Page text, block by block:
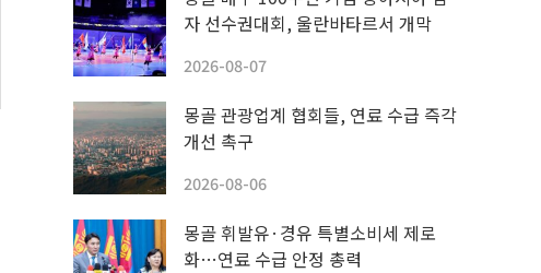
자 선수권대회, 울란바타르서 개막
2026-08-07
몽골 관광업계 협회들, 연료 수급 즉각
개선 촉구
2026-08-06
몽골 휘발유·경유 특별소비세 제로
화…연료 수급 안정 총력